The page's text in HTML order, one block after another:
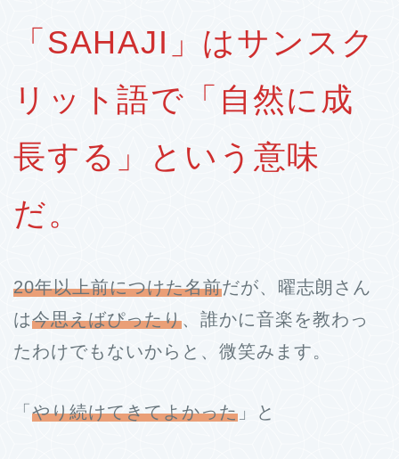
「SAHAJI」はサンスク
リット語で「自然に成
長する」という意味
だ。
20年以上前につけた名前だが、曜志朗さん
は今思えばぴったり、誰かに音楽を教わっ
たわけでもないからと、微笑みます。
「 やり続けてきてよかった 」と